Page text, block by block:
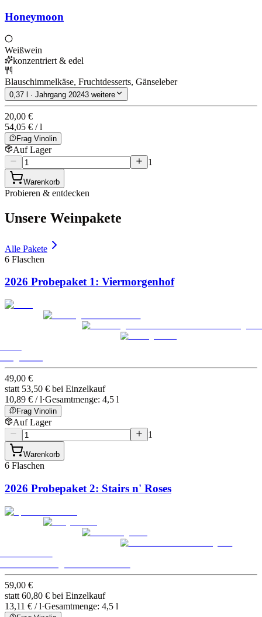
Honeymoon
Weißwein
konzentriert & edel
Blauschimmelkäse, Fruchtdesserts, Gänseleber
0,37 l · Jahrgang 20243 weitere
20,00 €
54,05 € / l
Frag Vinolin
Auf Lager
1
Warenkorb
Probieren & entdecken
Unsere Weinpakete
Alle Pakete
6 Flaschen
2026 Probepaket 1: Viermorgenhof
49,00 €
statt 53,50 € bei Einzelkauf
10,89 € / l·Gesamtmenge: 4,5 l
Frag Vinolin
Auf Lager
1
Warenkorb
6 Flaschen
2026 Probepaket 2: Stairs n' Roses
59,00 €
statt 60,80 € bei Einzelkauf
13,11 € / l·Gesamtmenge: 4,5 l